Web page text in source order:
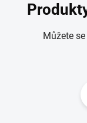
Můžete